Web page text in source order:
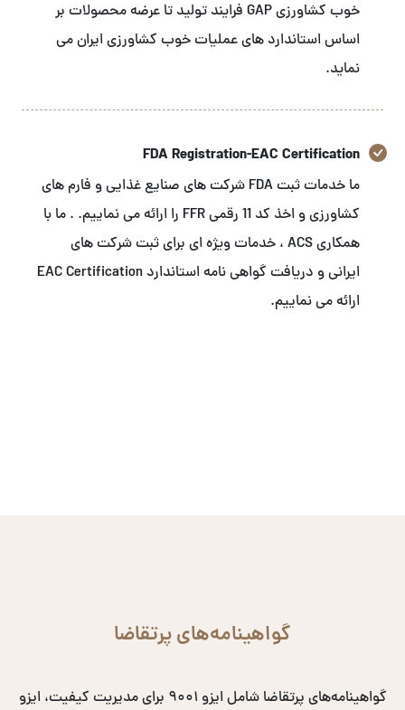
خوب کشاورزی GAP فرایند تولید تا عرضه محصولات بر
اساس استاندارد های عملیات خوب کشاورزی ایران می
نماید.
FDA Registration-EAC Certification
ما خدمات ثبت FDA شرکت های صنایع غذایی و فارم های
کشاورزی و اخذ کد 11 رقمی FFR را ارائه می نماییم. . ما با
همکاری ACS ، خدمات ویژه ای برای ثبت شرکت های
ایرانی و دریافت گواهی نامه استاندارد EAC Certification
ارائه می نماییم.
گواهینامه‌های پرتقاضا
گواهینامه‌های پرتقاضا شامل ایزو ۹۰۰۱ برای مدیریت کیفیت، ایزو